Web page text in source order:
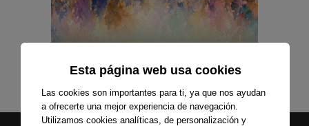
Esta página web usa cookies
Las cookies son importantes para ti, ya que nos ayudan
a ofrecerte una mejor experiencia de navegación.
Utilizamos cookies analíticas, de personalización y